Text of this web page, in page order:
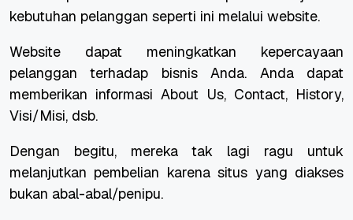
kebutuhan pelanggan seperti ini melalui website.
Website dapat meningkatkan kepercayaan
pelanggan terhadap bisnis Anda. Anda dapat
memberikan informasi About Us, Contact, History,
Visi/Misi, dsb.
Dengan begitu, mereka tak lagi ragu untuk
melanjutkan pembelian karena situs yang diakses
bukan abal-abal/penipu.